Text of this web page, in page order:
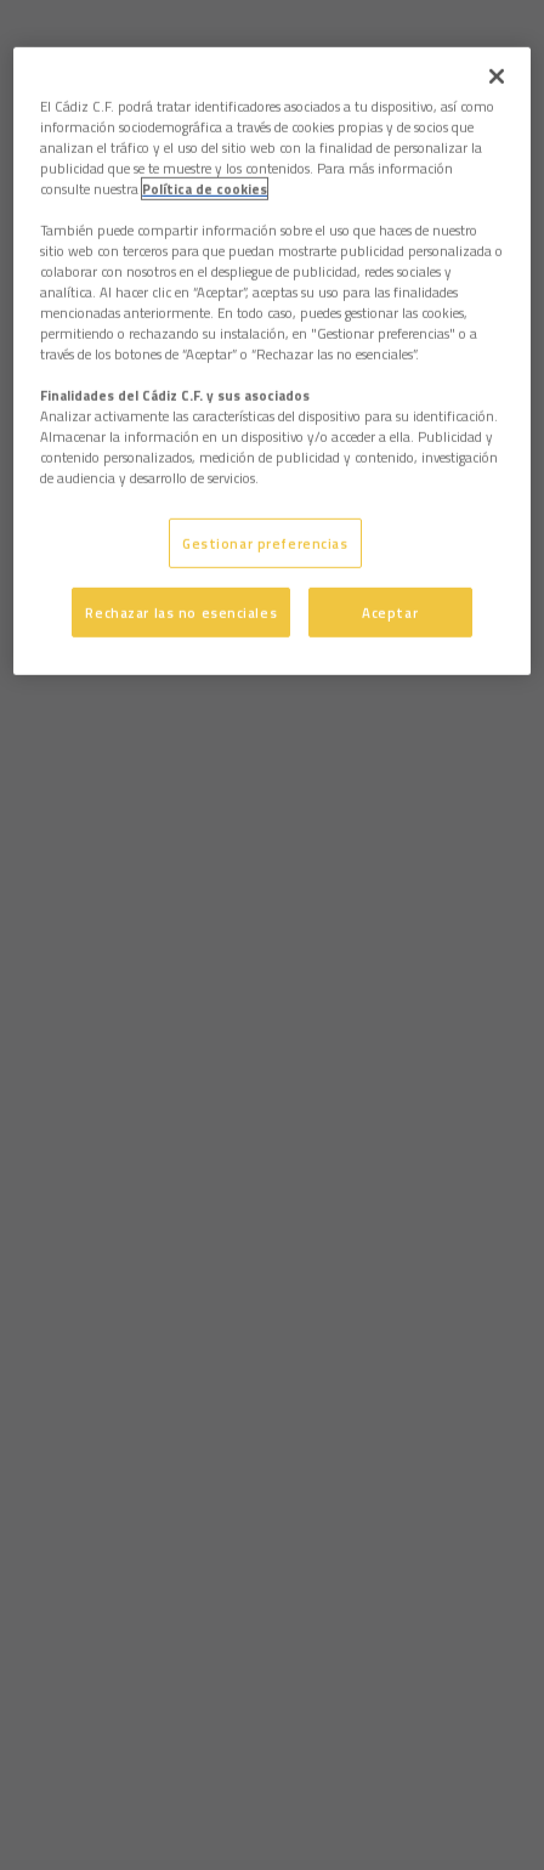
El Cádiz C.F. podrá tratar identificadores asociados a tu dispositivo, así como
información sociodemográfica a través de cookies propias y de socios que
analizan el tráfico y el uso del sitio web con la finalidad de personalizar la
publicidad que se te muestre y los contenidos. Para más información
consulte nuestra Política de cookies
También puede compartir información sobre el uso que haces de nuestro
sitio web con terceros para que puedan mostrarte publicidad personalizada o
colaborar con nosotros en el despliegue de publicidad, redes sociales y
analítica. Al hacer clic en “Aceptar”, aceptas su uso para las finalidades
mencionadas anteriormente. En todo caso, puedes gestionar las cookies,
permitiendo o rechazando su instalación, en "Gestionar preferencias" o a
través de los botones de “Aceptar” o “Rechazar las no esenciales”.
Finalidades del Cádiz C.F. y sus asociados
Analizar activamente las características del dispositivo para su identificación.
Almacenar la información en un dispositivo y/o acceder a ella. Publicidad y
contenido personalizados, medición de publicidad y contenido, investigación
de audiencia y desarrollo de servicios.
Gestionar preferencias
Rechazar las no esenciales Aceptar